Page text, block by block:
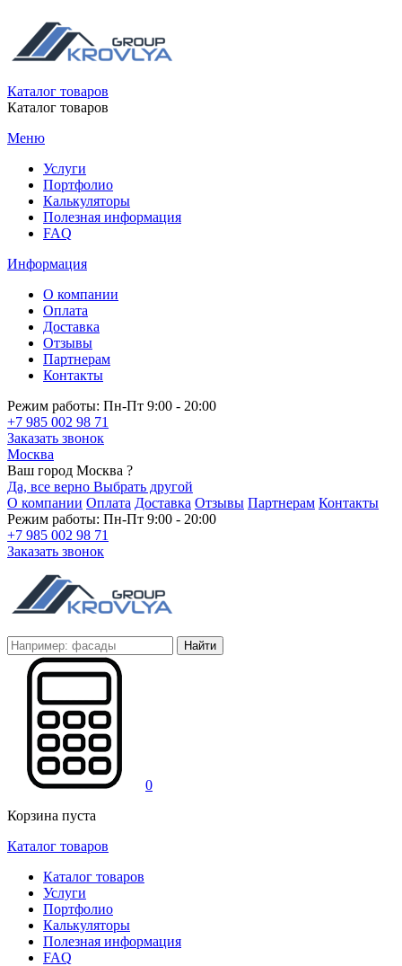
Каталог товаров
Каталог товаров
Меню
Услуги
Портфолио
Калькуляторы
Полезная информация
FAQ
Информация
О компании
Оплата
Доставка
Отзывы
Партнерам
Контакты
Режим работы: Пн-Пт 9:00 - 20:00
+7 985 002 98 71
Заказать звонок
Москва
Ваш город Москва ?
Да, все верно Выбрать другой
О компании Оплата Доставка Отзывы Партнерам Контакты
Режим работы: Пн-Пт 9:00 - 20:00
+7 985 002 98 71
Заказать звонок
Найти
0
Корзина пуста
Каталог товаров
Каталог товаров
Услуги
Портфолио
Калькуляторы
Полезная информация
FAQ